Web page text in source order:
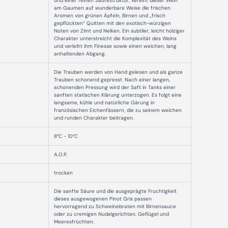
am Gaumen auf wunderbare Weise die frischen
Aromen von grünen Äpfeln, Birnen und „frisch
gepflückten“ Quitten mit den exotisch-würzigen
Noten von Zimt und Nelken. Ein subtiler, leicht holziger
Charakter unterstreicht die Komplexität des Weins
und verleiht ihm Finesse sowie einen weichen, lang
anhaltenden Abgang.
Die Trauben werden von Hand gelesen und als ganze
Trauben schonend gepresst. Nach einer langen,
schonenden Pressung wird der Saft in Tanks einer
sanften statischen Klärung unterzogen. Es folgt eine
langsame, kühle und natürliche Gärung in
französischen Eichenfässern, die zu seinem weichen
und runden Charakter beitragen.
8°C - 10°C
A.O.P.
trocken
Die sanfte Säure und die ausgeprägte Fruchtigkeit
dieses ausgewogenen Pinot Gris passen
hervorragend zu Schweinebraten mit Birnensauce
oder zu cremigen Nudelgerichten, Geflügel und
Meeresfrüchten.